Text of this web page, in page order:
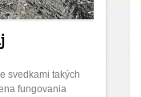
svedkami takých
fungovania